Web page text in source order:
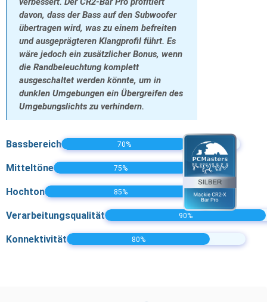
davon, dass der Bass auf den Subwoofer
übertragen wird, was zu einem befreiten
und ausgeprägteren Klangprofil führt. Es
wäre jedoch ein zusätzlicher Bonus, wenn
die Randbeleuchtung komplett
ausgeschaltet werden könnte, um in
dunklen Umgebungen ein Übergreifen des
Umgebungslichts zu verhindern.
Bassbereich 70%
Mitteltöne 75%
Hochton 85%
Verarbeitungsqualität 90%
Konnektivität 80%